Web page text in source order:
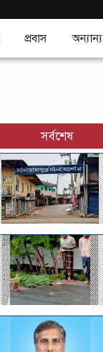
প্রবাস অন্যান্য
সর্বশেষ